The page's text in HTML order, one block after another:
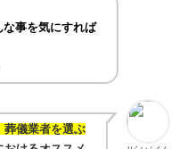
事を気にすれば
葬儀業者を選ぶ